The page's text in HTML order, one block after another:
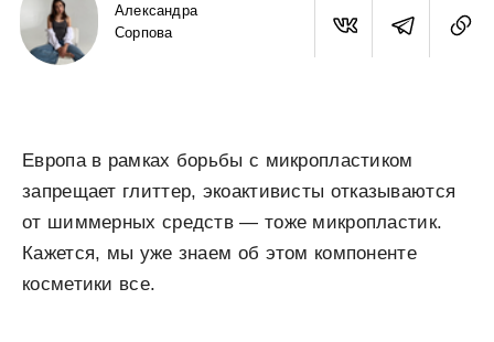
Александра
Сорпова
Европа в рамках борьбы с микропластиком
запрещает глиттер, экоактивисты отказываются
от шиммерных средств — тоже микропластик.
Кажется, мы уже знаем об этом компоненте
косметики все.